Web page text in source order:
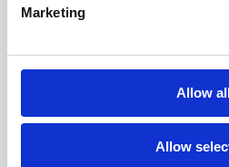
Marketing
Allow
Allow
Avvio rapido della
operativa in pochi
ai manager di agire